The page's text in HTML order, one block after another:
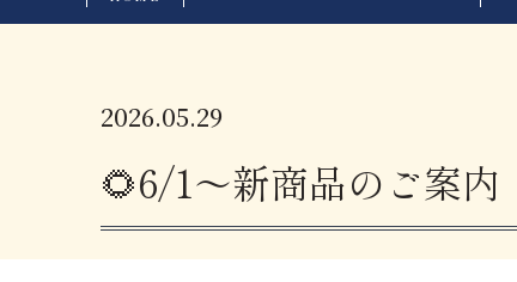
2026.05.29
🌻6/1～新商品のご案内